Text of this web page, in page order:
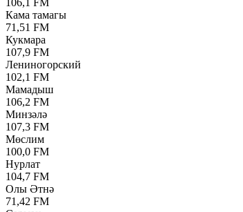
106,1 FM
Кама тамагы
71,51 FM
Кукмара
107,9 FM
Лениногорский
102,1 FM
Мамадыш
106,2 FM
Минзәлә
107,3 FM
Мөслим
100,0 FM
Нурлат
104,7 FM
Олы Әтнә
71,42 FM